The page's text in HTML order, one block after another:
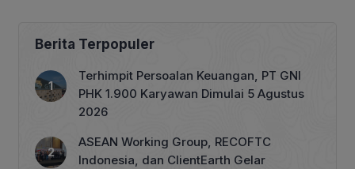
Berita Terpopuler
Terhimpit Persoalan Keuangan, PT GNI
PHK 1.900 Karyawan Dimulai 5 Agustus
2026
ASEAN Working Group, RECOFTC
Indonesia, dan ClientEarth Gelar